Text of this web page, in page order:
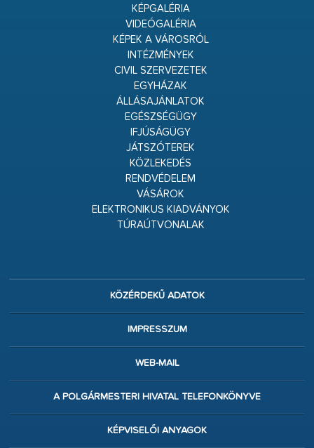
KÉPGALÉRIA
VIDEÓGALÉRIA
KÉPEK A VÁROSRÓL
INTÉZMÉNYEK
CIVIL SZERVEZETEK
EGYHÁZAK
ÁLLÁSAJÁNLATOK
EGÉSZSÉGÜGY
IFJÚSÁGÜGY
JÁTSZÓTEREK
KÖZLEKEDÉS
RENDVÉDELEM
VÁSÁROK
ELEKTRONIKUS KIADVÁNYOK
TÚRAÚTVONALAK
KÖZÉRDEKŰ ADATOK
IMPRESSZUM
WEB-MAIL
A POLGÁRMESTERI HIVATAL TELEFONKÖNYVE
KÉPVISELŐI ANYAGOK